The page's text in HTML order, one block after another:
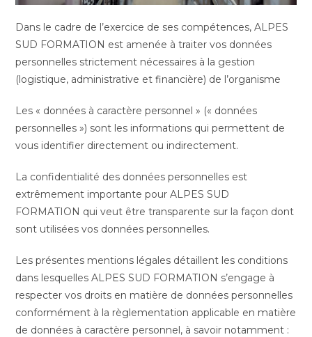
Dans le cadre de l’exercice de ses compétences, ALPES
SUD FORMATION est amenée à traiter vos données
personnelles strictement nécessaires à la gestion
(logistique, administrative et financière) de l’organisme
Les « données à caractère personnel » (« données
personnelles ») sont les informations qui permettent de
vous identifier directement ou indirectement.
La confidentialité des données personnelles est
extrêmement importante pour ALPES SUD
FORMATION qui veut être transparente sur la façon dont
sont utilisées vos données personnelles.
Les présentes mentions légales détaillent les conditions
dans lesquelles ALPES SUD FORMATION s’engage à
respecter vos droits en matière de données personnelles
conformément à la règlementation applicable en matière
de données à caractère personnel, à savoir notamment :